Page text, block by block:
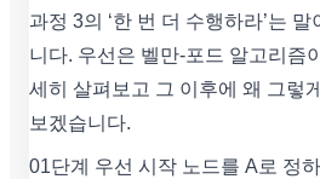
과정 3의 ‘한 번 더 수행하라’는
니다. 우선은 벨만-포드 알고리즘
세히 살펴보고 그 이후에 왜 그렇
보겠습니다.
01단계 우선 시작 노드를 A로 정